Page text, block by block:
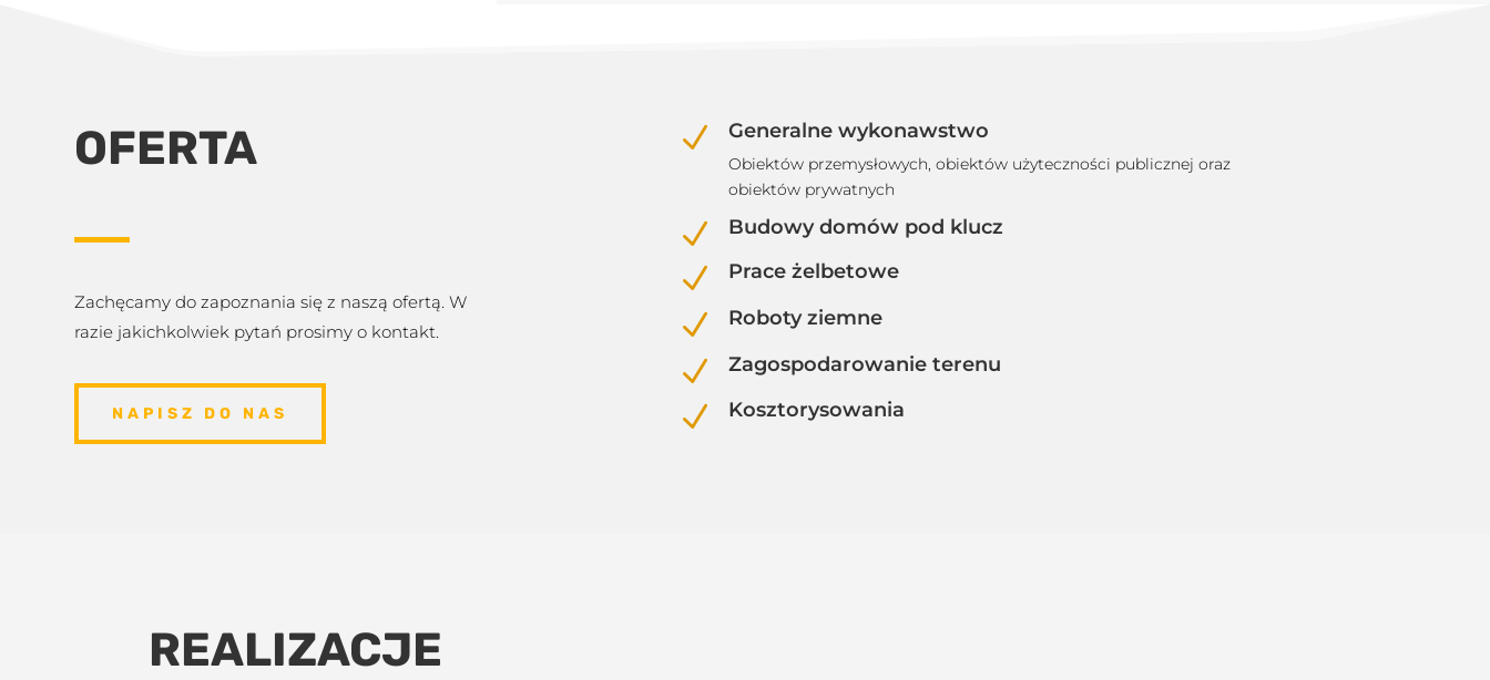
OFERTA
Zachęcamy do zapoznania się z naszą ofertą. W
razie jakichkolwiek pytań prosimy o kontakt.
NAPISZ DO NAS
N Generalne wykonawstwo
Obiektów przemysłowych, obiektów użyteczności publicznej oraz
obiektów prywatnych
N Budowy domów pod klucz
N Prace żelbetowe
N Roboty ziemne
N Zagospodarowanie terenu
N Kosztorysowania
REALIZACJE